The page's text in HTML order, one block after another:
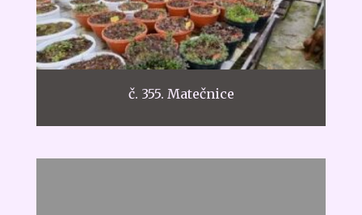
č. 355. Matečnice